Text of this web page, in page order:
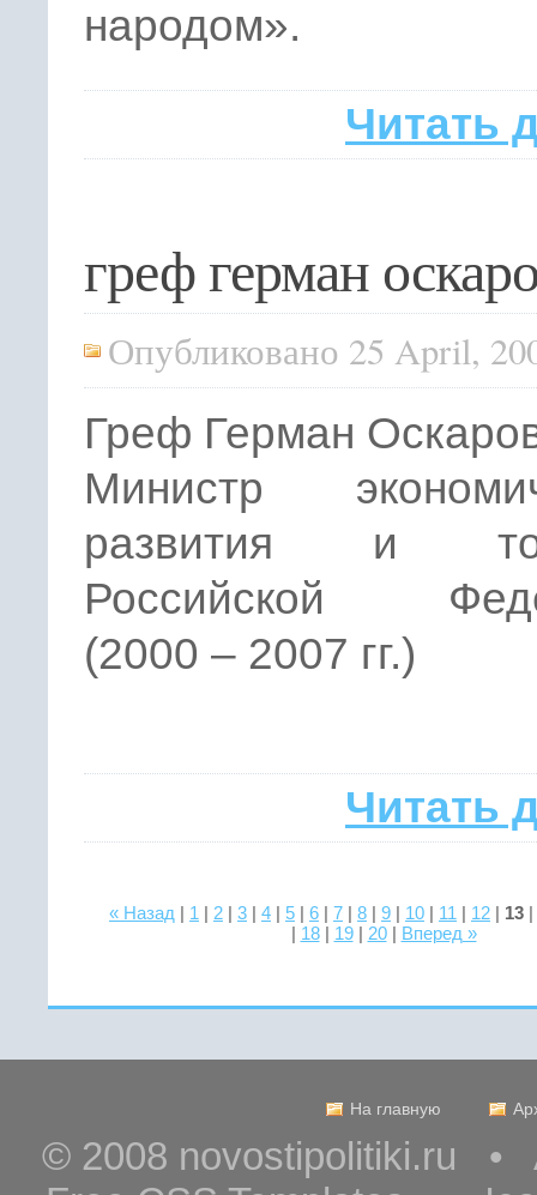
народом».
Читать
греф герман
Опубликовано 25 April,
Греф Герман
Министр
развития и
Российской
(2000 – 2007 гг.)
Читать
« Назад | 1 | 2 | 3 | 4 | 5 | 6 | 7 | 8 | 9 | 10 | 11 | 12 | 13 |
| 18| 19| 20| Вперед »
На главную
© 2008 novostipolitiki.ru •